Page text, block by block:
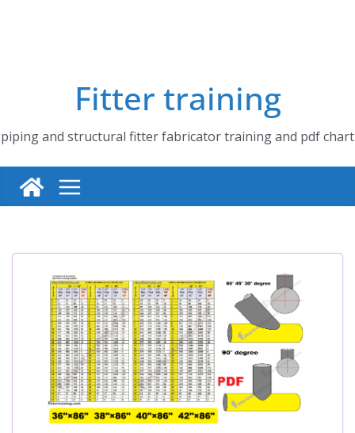
Fitter training
piping and structural fitter fabricator training and pdf chart